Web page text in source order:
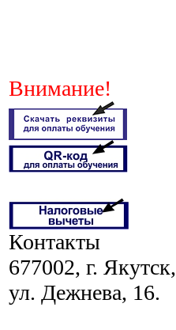
Внимание!
Контакты
677002, г. Якутск,
ул. Дежнева, 16.